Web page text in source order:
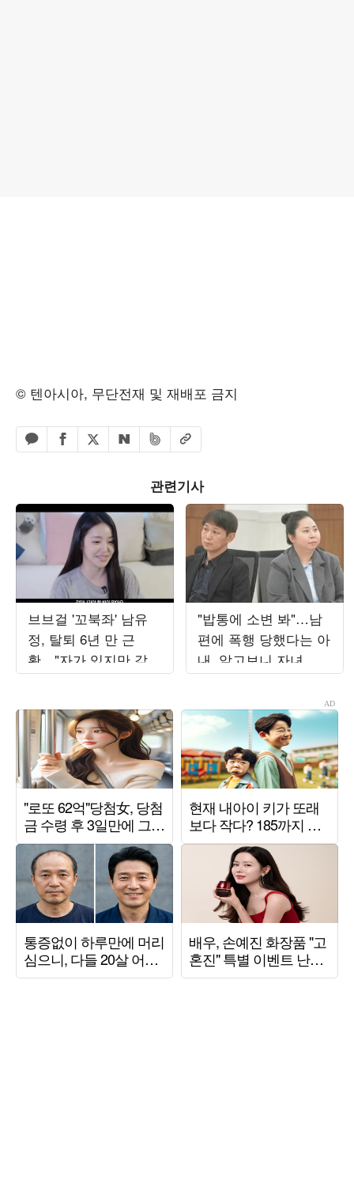
© 텐아시아, 무단전재 및 재배포 금지
카카오톡 공유하기
페이스북 공유하기
엑스 공유하기
네이버 공유하기
밴드 공유하기
URL복사
관련기사
브브걸 '꼬북좌' 남유
정, 탈퇴 6년 만 근
황…"자가 있지만 갚을
빚 많아"
"밥통에 소변 봐"…남
편에 폭행 당했다는 아
내, 알고보니 자녀 방
치했다 ('이숙캠')